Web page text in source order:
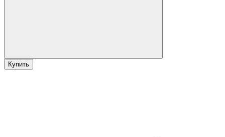
Купить